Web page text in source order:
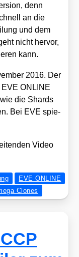
denn
an die
und dem
nicht her­vor,
kann.
2016. Der
ONLINE
die Shards
Bei EVE spie­
Video
EVE ONLINE
Clones